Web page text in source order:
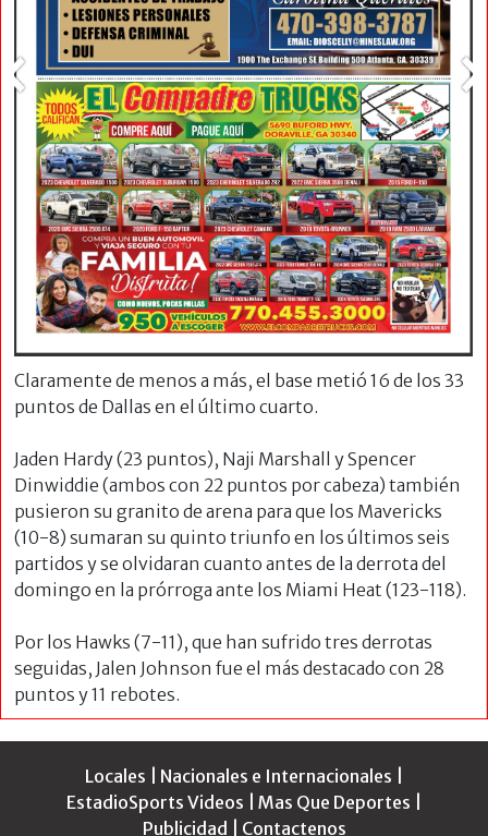
Claramente de menos a más, el base metió 16 de los 33
puntos de Dallas en el último cuarto.
Jaden Hardy (23 puntos), Naji Marshall y Spencer
Dinwiddie (ambos con 22 puntos por cabeza) también
pusieron su granito de arena para que los Mavericks
(10-8) sumaran su quinto triunfo en los últimos seis
partidos y se olvidaran cuanto antes de la derrota del
domingo en la prórroga ante los Miami Heat (123-118).
Por los Hawks (7-11), que han sufrido tres derrotas
seguidas, Jalen Johnson fue el más destacado con 28
puntos y 11 rebotes.
Locales Nacionales e Internacionales
EstadioSports Videos
Mas Que Deportes
Publicidad
Contactenos